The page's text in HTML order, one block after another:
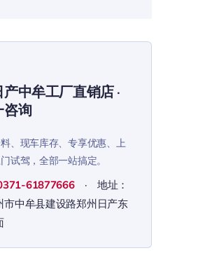
中牟工厂直销店 ·
咨询
、现车库存、专享优惠、上
试驾，全部一站搞定。
61877666· 地址：
市中牟县建设路郑州日产东